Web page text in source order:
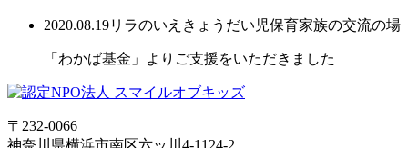
2020.08.19リラのいえ きょうだい児保育家族の交流の場
「わかば基金」よりご支援をいただきました
〒232-0066
神奈川県横浜市南区六ッ川4-1124-2